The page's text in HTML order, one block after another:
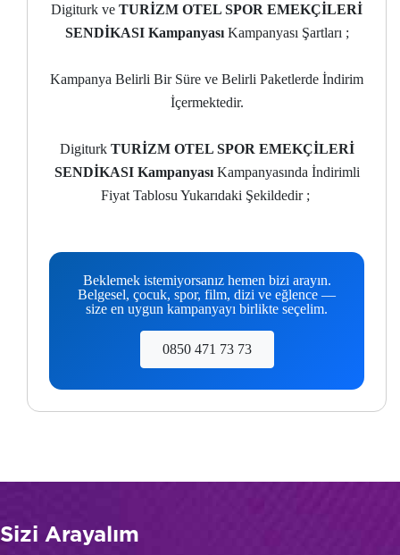
Digiturk ve TURİZM OTEL SPOR EMEKÇİLERİ
SENDİKASI KampanyasıKampanyası Şartları ;
Kampanya Belirli Bir Süre ve Belirli Paketlerde İndirim
İçermektedir.
Digiturk TURİZM OTEL SPOR EMEKÇİLERİ
SENDİKASI KampanyasıKampanyasında İndirimli
Fiyat Tablosu Yukarıdaki Şekildedir ;
Beklemek istemiyorsanız hemen bizi arayın.
Belgesel, çocuk, spor, film, dizi ve eğlence —
size en uygun kampanyayı birlikte seçelim.
0850 471 73 73
Sizi Arayalım